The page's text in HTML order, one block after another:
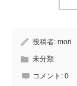
投稿者: mori
未分類
コメント: 0